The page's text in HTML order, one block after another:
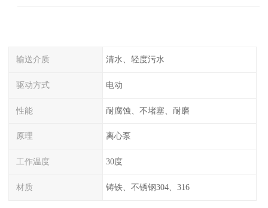
输送介质 清水、轻度污水
驱动方式 电动
性能 耐腐蚀、不堵塞、耐磨
原理 离心泵
工作温度 30度
材质 铸铁、不锈钢304、316